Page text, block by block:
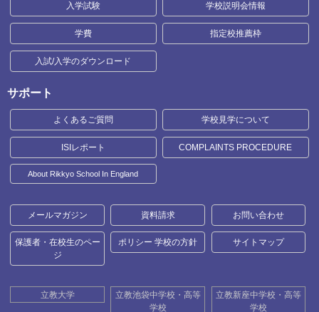
入学試験 学校説明会情報
学費 指定校推薦枠
入試/入学のダウンロード
サポート
よくあるご質問 学校見学について
ISIレポート COMPLAINTS PROCEDURE
About Rikkyo School In England
メールマガジン 資料請求 お問い合わせ
保護者・在校生のペー
ジ
ポリシー 学校の方針 サイトマップ
立教大学
立教池袋中学校・高等
学校
立教新座中学校・高等
学校